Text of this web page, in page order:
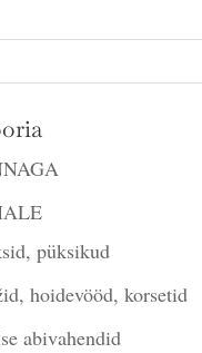
püksikud
hoidevööd, korsetid
abivahendid